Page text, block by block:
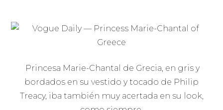
Princesa Marie-Chantal de Grecia, en gris y
bordados en su vestido y tocado de Philip
Treacy, iba también muy acertada en su look,